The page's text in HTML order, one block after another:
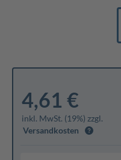
4,61 €
inkl. MwSt. (19%) zzgl.
Versandkosten